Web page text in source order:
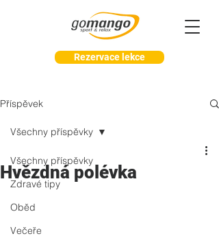
Rezervace lekce
Příspěvek
Všechny příspěvky
Zdravé tipy
Oběd
Večeře
Všechny příspěvky
Hvězdná polévka